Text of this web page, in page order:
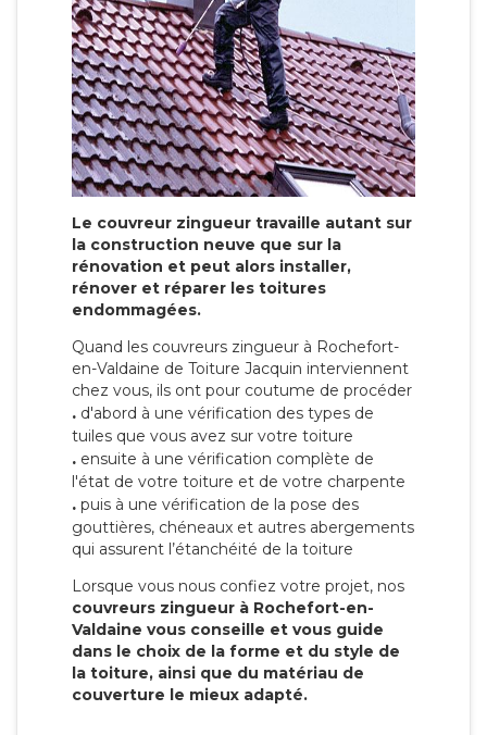
Le couvreur zingueur travaille autant sur
la construction neuve que sur la
rénovation et peut alors installer,
rénover et réparer les toitures
endommagées.
Quand les couvreurs zingueur à Rochefort-
en-Valdaine de Toiture Jacquin interviennent
chez vous, ils ont pour coutume de procéder
. d'abord à une vérification des types de
tuiles que vous avez sur votre toiture
. ensuite à une vérification complète de
l'état de votre toiture et de votre charpente
. puis à une vérification de la pose des
gouttières, chéneaux et autres abergements
qui assurent l’étanchéité de la toiture
Lorsque vous nous confiez votre projet, nos
couvreurs zingueur à Rochefort-en-
Valdaine vous conseille et vous guide
dans le choix de la forme et du style de
la toiture, ainsi que du matériau de
couverture le mieux adapté.